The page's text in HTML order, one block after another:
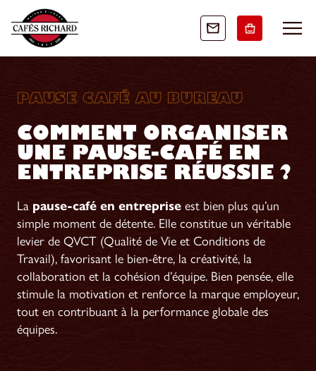
PAUSE CAFÉ AU BUREAU
COMMENT ORGANISER
UNE PAUSE-CAFÉ EN
ENTREPRISE RÉUSSIE ?
La pause-café en entreprise est bien plus qu’un
simple moment de détente. Elle constitue un véritable
levier de QVCT (Qualité de Vie et Conditions de
Travail), favorisant le bien-être, la créativité, la
collaboration et la cohésion d’équipe. Bien pensée, elle
stimule la motivation et renforce la marque employeur,
tout en contribuant à la performance globale des
équipes.